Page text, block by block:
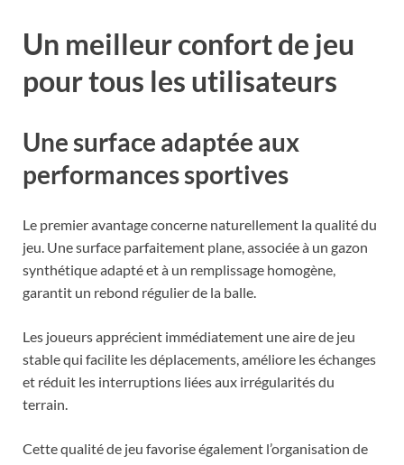
Un meilleur confort de jeu
pour tous les utilisateurs
Une surface adaptée aux
performances sportives
Le premier avantage concerne naturellement la qualité du
jeu. Une surface parfaitement plane, associée à un gazon
synthétique adapté et à un remplissage homogène,
garantit un rebond régulier de la balle.
Les joueurs apprécient immédiatement une aire de jeu
stable qui facilite les déplacements, améliore les échanges
et réduit les interruptions liées aux irrégularités du
terrain.
Cette qualité de jeu favorise également l’organisation de